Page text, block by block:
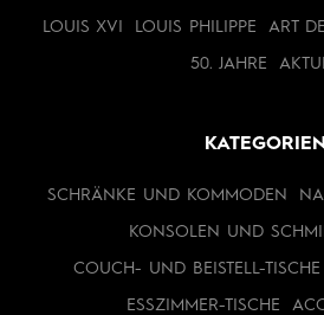
LOUIS XVI LOUIS PHILIPPE ART
50. JAHRE
KATEGORIEN
SCHRÄNKE UND KOMMODEN
KONSOLEN UND
COUCH- UND BEISTELL-TISCHE
ESSZIMMER-TISCHE